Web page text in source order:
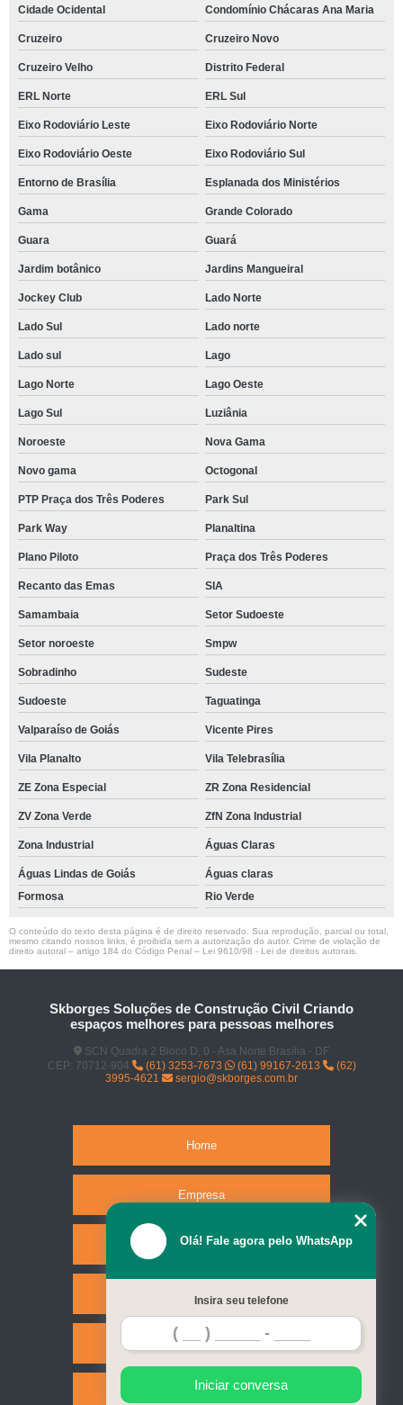
Cidade Ocidental Condomínio Chácaras Ana Maria
Cruzeiro Cruzeiro Novo
Cruzeiro Velho Distrito Federal
ERL Norte ERL Sul
Eixo Rodoviário Leste Eixo Rodoviário Norte
Eixo Rodoviário Oeste Eixo Rodoviário Sul
Entorno de Brasília Esplanada dos Ministérios
Gama Grande Colorado
Guara Guará
Jardim botânico Jardins Mangueiral
Jockey Club Lado Norte
Lado Sul Lado norte
Lado sul Lago
Lago Norte Lago Oeste
Lago Sul Luziânia
Noroeste Nova Gama
Novo gama Octogonal
PTP Praça dos Três Poderes Park Sul
Park Way Planaltina
Plano Piloto Praça dos Três Poderes
Recanto das Emas SIA
Samambaia Setor Sudoeste
Setor noroeste Smpw
Sobradinho Sudeste
Sudoeste Taguatinga
Valparaíso de Goiás Vicente Pires
Vila Planalto Vila Telebrasília
ZE Zona Especial ZR Zona Residencial
ZV Zona Verde ZfN Zona Industrial
Zona Industrial Águas Claras
Águas Lindas de Goiás
Águas claras
Formosa
Rio Verde
O conteúdo do texto desta página é de direito reservado. Sua reprodução, parcial ou total,
mesmo citando nossos links, é proibida sem a autorização do autor. Crime de violação de
direito autoral – artigo 184 do Código Penal – Lei 9610/98 - Lei de direitos autorais
Skborges Soluções de Construção Civil Criando
espaços melhores para pessoas melhores
SCN Quadra 2 Bloco D, 0 - Asa Norte Brasília - DF
CEP: 70712-904
(61) 3253-7673 (61) 99167-2613
(62)
3995-4621
sergio@skborges.com.br
Home
Empresa
Missão
Serviços
Contato
Mapa do site
Olá! Fale agora pelo WhatsApp
Insira seu telefone
Iniciar conversa